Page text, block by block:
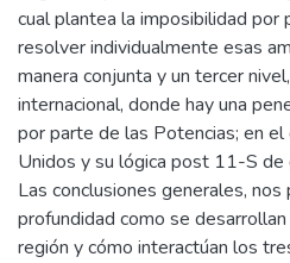
cual plantea la imposibilidad
resolver individualmente esas
manera conjunta y un tercer
internacional, donde hay una
por parte de las Potencias; en
Unidos y su lógica post 11-S
Las conclusiones generales, nos
profundidad como se
región y cómo interactúan los